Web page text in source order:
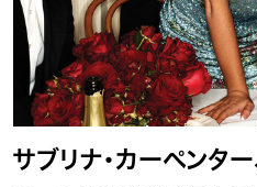
サブリナ・カーペンタ